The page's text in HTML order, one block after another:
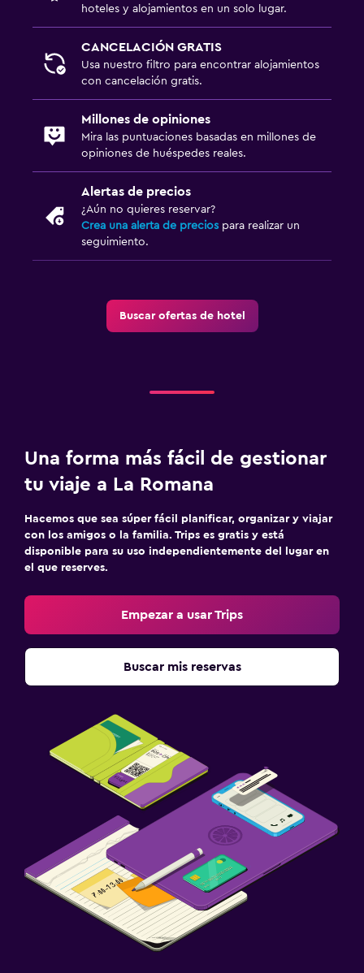
hoteles y alojamientos en un solo lugar.
CANCELACIÓN GRATIS
Usa nuestro filtro para encontrar alojamientos
con cancelación gratis.
Millones de opiniones
Mira las puntuaciones basadas en millones de
opiniones de huéspedes reales.
Alertas de precios
¿Aún no quieres reservar?
Crea una alerta de precios para realizar un
seguimiento.
Buscar ofertas de hotel
Una forma más fácil de gestionar
tu viaje a La Romana
Hacemos que sea súper fácil planificar, organizar y viajar
con los amigos o la familia. Trips es gratis y está
disponible para su uso independientemente del lugar en
el que reserves.
Empezar a usar Trips
Buscar mis reservas